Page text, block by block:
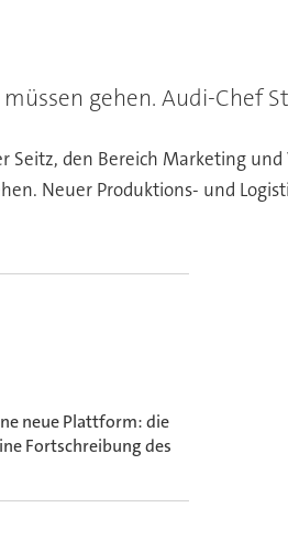
gehen. Audi-Chef
Seitz, den Bereich Marketing und
Neuer Produktions- und
neue Plattform: die
Fortschreibung des